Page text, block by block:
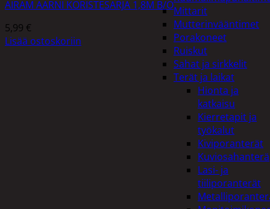
Mittarit
Mutterinvääntimet
Porakoneet
Ruiskut
Sahat ja sirkkelit
Terät ja laikat
Hionta ja
katkaisu
Kierretapit ja
työkalut
Kiviporanterät
Kuviosahanterä
Lasi- ja
tiiliporanterät
AIRAM AARNI KORISTESARJA 1,8M B/O
5,99 €
Lisää ostoskoriin